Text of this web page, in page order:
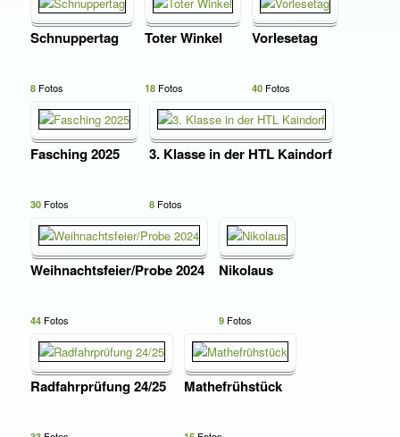
Schnuppertag
8Fotos
Toter Winkel
18Fotos
Vorlesetag
40Fotos
Fasching 2025
30Fotos
3. Klasse in der HTL Kaindorf
8Fotos
Weihnachtsfeier/Probe 2024
44Fotos
Nikolaus
9Fotos
Radfahrprüfung 24/25 Mathefrühstück